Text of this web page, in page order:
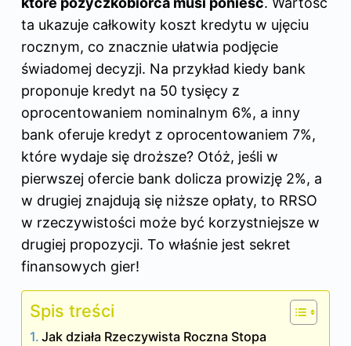
ta ukazuje całkowity koszt kredytu w ujęciu
rocznym, co znacznie ułatwia podjęcie
świadomej decyzji. Na przykład kiedy bank
proponuje kredyt na 50 tysięcy z
oprocentowaniem nominalnym 6%, a inny
bank oferuje kredyt z oprocentowaniem 7%,
które wydaje się droższe? Otóż, jeśli w
pierwszej ofercie bank dolicza prowizję 2%, a
w drugiej znajdują się niższe opłaty, to RRSO
w rzeczywistości może być korzystniejsze w
drugiej propozycji. To właśnie jest sekret
finansowych gier!
Spis treści
Jak działa Rzeczywista Roczna Stopa